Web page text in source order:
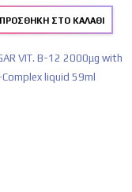
ΠΡΟΣΘΉΚΗ ΣΤΟ ΚΑΛΆΘΙ